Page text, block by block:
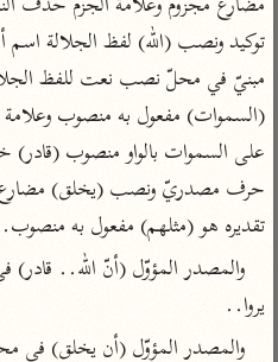
Type 1 or more
characters for results.
أمّهات
تفسير الطبري
تفسير ابن كثير
تفسير القرطبي
تفسير البغوي
جمع الأقوال
تفسير ابن الجوزي
تفسير الماوردي
عامّة
فتح
فتح
تفسير
موسوعات
تفسير
تقديره هو (مثلهم) مفعول به
يروا..